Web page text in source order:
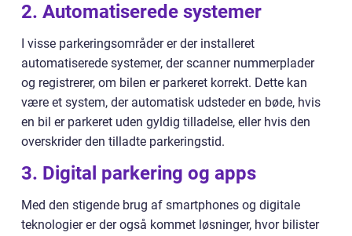
2. Automatiserede systemer
I visse parkeringsområder er der installeret
automatiserede systemer, der scanner nummerplader
og registrerer, om bilen er parkeret korrekt. Dette kan
være et system, der automatisk udsteder en bøde, hvis
en bil er parkeret uden gyldig tilladelse, eller hvis den
overskrider den tilladte parkeringstid.
3. Digital parkering og apps
Med den stigende brug af smartphones og digitale
teknologier er der også kommet løsninger, hvor bilister